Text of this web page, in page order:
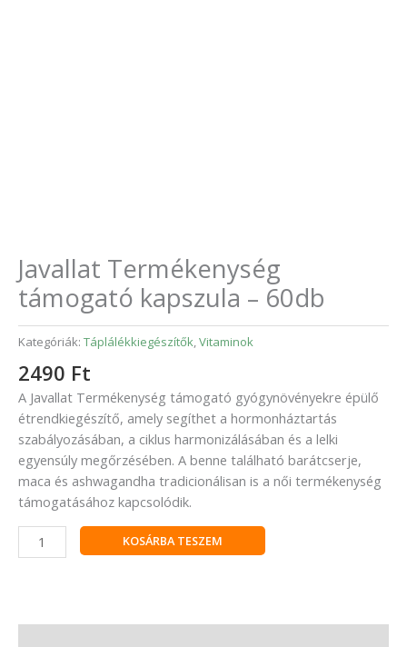
Javallat Termékenység
támogató kapszula – 60db
Kategóriák: Táplálékkiegészítők,Vitaminok
2490 Ft
A Javallat Termékenység támogató gyógynövényekre épülő
étrendkiegészítő, amely segíthet a hormonháztartás
szabályozásában, a ciklus harmonizálásában és a lelki
egyensúly megőrzésében. A benne található barátcserje,
maca és ashwagandha tradicionálisan is a női termékenység
támogatásához kapcsolódik.
KOSÁRBA TESZEM